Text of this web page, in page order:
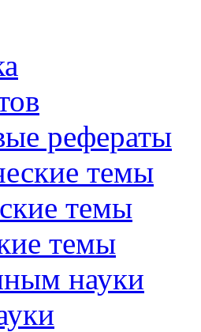
рефераты
темы
темы
темы
науки